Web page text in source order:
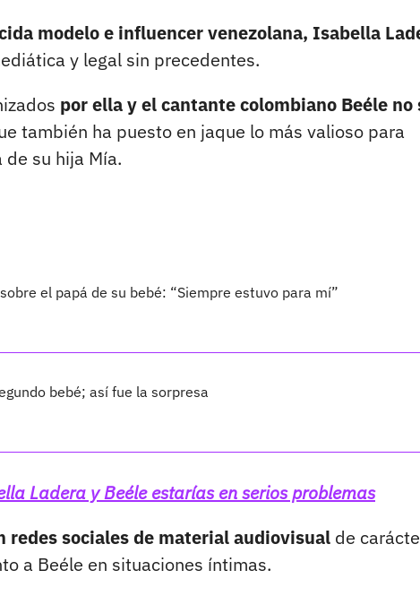
modelo e influencer venezolana, Isabella
y legal sin precedentes.
por ella y el cantante colombiano Beéle no
también ha puesto en jaque lo más valioso para
su hija Mía.
el papá de su bebé: “Siempre estuvo para mí”
bebé; así fue la sorpresa
Ladera y Beéle estarías en serios problemas
redes sociales de material audiovisual de
a Beéle en situaciones íntimas.